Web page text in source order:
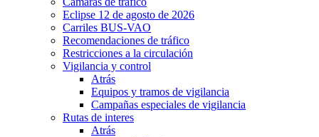
Eclipse 12 de agosto de 2026
Carriles BUS-VAO
Recomendaciones de tráfico
Restricciones a la circulación
Vigilancia y control
Atrás
Equipos y tramos de vigilancia
Campañas especiales de vigilancia
Rutas de interes
Atrás